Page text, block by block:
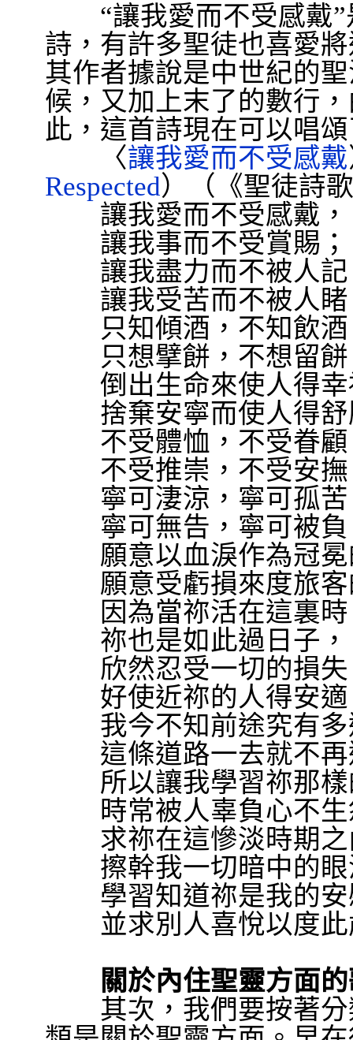
“讓我愛而不受感戴”
詩，有許多聖徒也喜愛
其作者據說是中世紀的
候，又加上末了的數行
此，這首詩現在可以唱
〈讓我愛而不受感戴
Respected）（《聖徒詩
讓我愛而不受感戴，
讓我事而不受賞賜；
讓我盡力而不被人記
讓我受苦而不被人睹
只知傾酒，不知飲酒
只想擘餅，不想留餅
倒出生命來使人得幸
捨棄安寧而使人得舒
不受體恤，不受眷顧
不受推崇，不受安撫
寧可淒涼，寧可孤苦
寧可無告，寧可被負
願意以血淚作為冠冕
願意受虧損來度旅客
因為當祢活在這裏時
祢也是如此過日子，
欣然忍受一切的損失
好使近祢的人得安適
我今不知前途究有多
這條道路一去就不再
所以讓我學習祢那樣
時常被人辜負心不生
求祢在這慘淡時期之
擦幹我一切暗中的眼
學習知道祢是我的安
並求別人喜悅以度此
關於內住聖靈方面
其次，我們要按著分